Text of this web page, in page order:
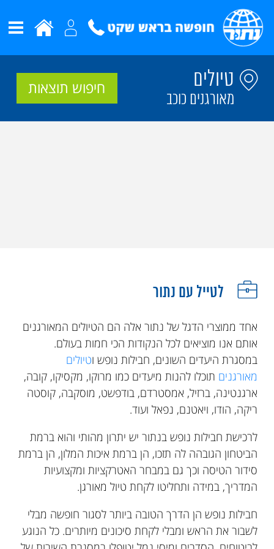
טיולים
מאורגנים כוכב
חיפוש תוצאות
לטייל עם נתור
אחד ממוצרי הדגל של נתור אלה הם הטיולים המאורגנים
אותם אנו מוציאים לכל הנקודות הכי חמות בעולם.
במסגרת היעדים השונים, חבילות נופש וטיולים
מאורגנים תוכלו להנות מיעדים כמו מרוקו, מקסיקו, קובה,
ארגנטינה, ברזיל, אמסטרדם, בודפשט, מוסקבה, קוסטה
ריקה, הודו, ויאטנם, נפאל ועוד.
לרכישת חבילות נופש בנתור יש יתרון מהותי והוא ברמת
הביטחון הגובהה לה תזכו, הן ברמת איכות המלון, הן ברמת
סידור הטיסה וכך גם במבחר האטרקציות ומקצועיות
המדריך, במידה ותחליטו לקחת טיול מאורגן.
חבילות נופש הן הדרך הטובה ביותר לסגור חופשה מבלי
לשבור את הראש ומבלי לקחת סיכונים מיותרים. כל הנוגע